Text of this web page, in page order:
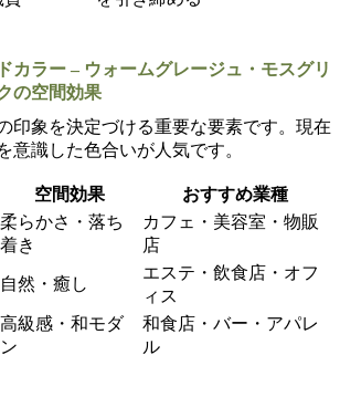
カラー – ウォームグレージュ・モスグリ
の空間効果
印象を決定づける重要な要素です。現在
意識した色合いが人気です。
空間効果
おすすめ業種
柔らかさ・落ち
着き
カフェ・美容室・物販
店
自然・癒し
エステ・飲食店・オフ
ィス
高級感・和モダ
ン
和食店・バー・アパレ
ル